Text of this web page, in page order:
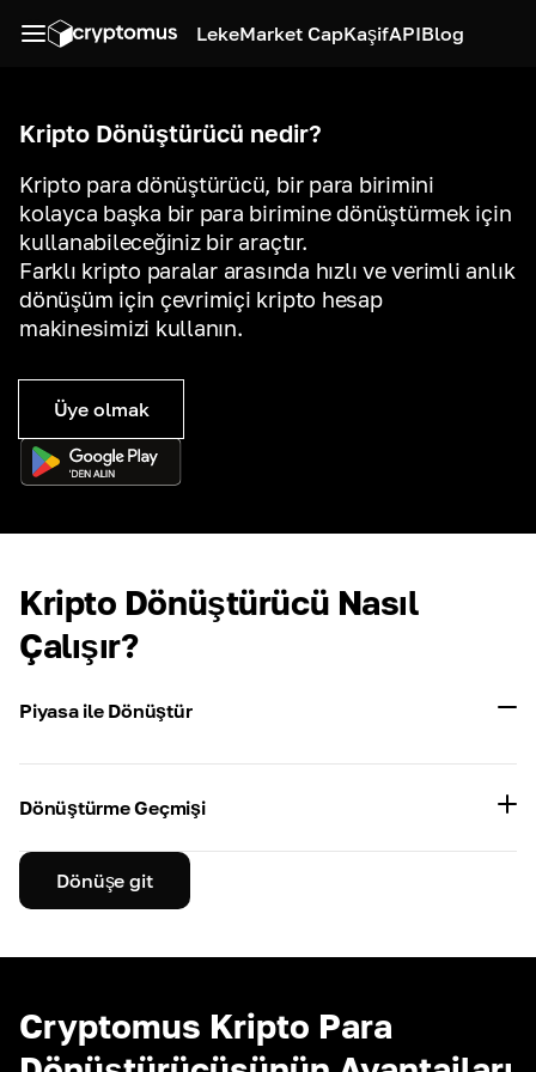
LekeMarket CapKaşifAPIBlog
Kripto Dönüştürücü nedir?
Kripto para dönüştürücü, bir para birimini
kolayca başka bir para birimine dönüştürmek için
kullanabileceğiniz bir araçtır.
Farklı kripto paralar arasında hızlı ve verimli anlık
dönüşüm için çevrimiçi kripto hesap
makinesimizi kullanın.
Üye olmak
Kripto Dönüştürücü Nasıl
Çalışır?
Piyasa ile Dönüştür
Dönüştürme Geçmişi
Dönüşe git
Cryptomus Kripto Para